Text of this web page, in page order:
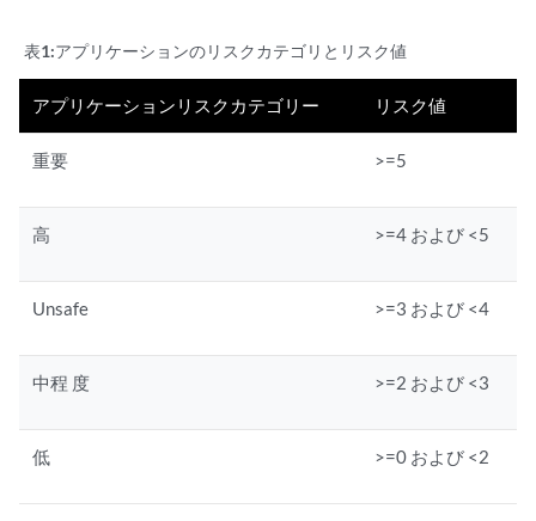
表1:アプリケーションのリスクカテゴリとリスク値
アプリケーションリスクカテゴリー リスク値
重要 >=5
高 >=4 および <5
Unsafe >=3 および <4
中程 度 >=2 および <3
低 >=0 および <2